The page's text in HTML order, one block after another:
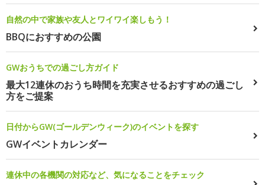
自然の中で家族や友人とワイワイ楽しもう！
BBQにおすすめの公園
GWおうちでの過ごし方ガイド
最大12連休のおうち時間を充実させるおすすめの過ごし
方をご提案
日付からGW(ゴールデンウィーク)のイベントを探す
GWイベントカレンダー
連休中の各機関の対応など、気になることをチェック